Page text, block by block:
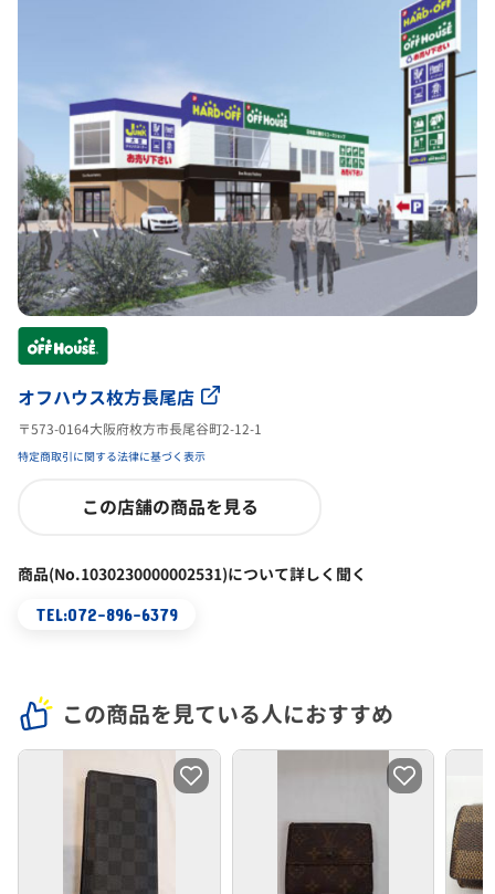
オフハウス枚方長尾店
〒573-0164大阪府枚方市長尾谷町2-12-1
特定商取引に関する法律に基づく表示
この店舗の商品を見る
商品(No.1030230000002531)について詳しく聞く
TEL:072-896-6379
この商品を見ている人におすすめ